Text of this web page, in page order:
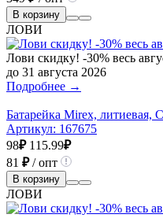
В корзину
ЛОВИ
Лови скидку! -30% весь
до 31 августа 2026
Подробнее →
Батарейка Mirex, литиевая,
Артикул: 167675
98₽ 115.99₽
81 ₽/ опт
В корзину
ЛОВИ